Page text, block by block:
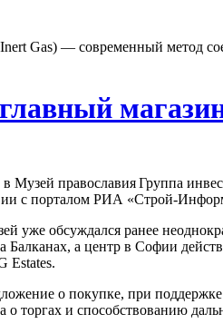
Gas) — современный метод
Группа
с порталом РИА «Строй-
уже обсуждался ранее
а центр в Софии
Estates.
о покупке, при
торгах и способствованию